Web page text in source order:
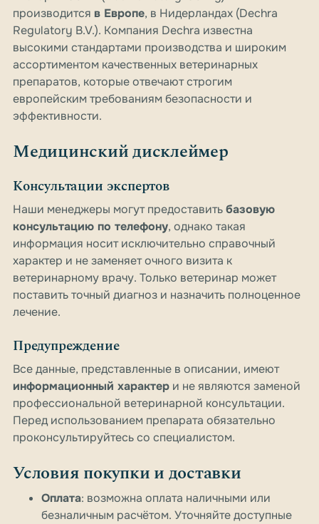
производится в Европе, в Нидерландах (Dechra
Regulatory B.V.). Компания Dechra известна
высокими стандартами производства и широким
ассортиментом качественных ветеринарных
препаратов, которые отвечают строгим
европейским требованиям безопасности и
эффективности.
Медицинский дисклеймер
Консультации экспертов
Наши менеджеры могут предоставитьбазовую
консультацию по телефону, однако такая
информация носит исключительно справочный
характер и не заменяет очного визита к
ветеринарному врачу. Только ветеринар может
поставить точный диагноз и назначить полноценное
лечение.
Предупреждение
Все данные, представленные в описании, имеют
информационный характер и не являются заменой
профессиональной ветеринарной консультации.
Перед использованием препарата обязательно
проконсультируйтесь со специалистом.
Условия покупки и доставки
Оплата: возможна оплата наличными или
безналичным расчётом. Уточняйте доступные